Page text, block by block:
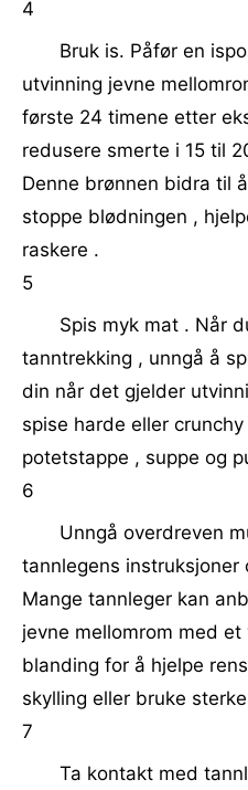
4
Bruk is. Påfør en
utvinning jevne
første 24 timene etter
redusere smerte i 15 til
Denne brønnen bidra til
stoppe blødningen ,
raskere .
5
Spis myk mat . Når
tanntrekking , unngå å
din når det gjelder
spise harde eller
potetstappe , suppe og
6
Unngå overdreven
tannlegens instruksjoner
Mange tannleger kan
jevne mellomrom med
blanding for å hjelpe
skylling eller bruke
7
Ta kontakt med